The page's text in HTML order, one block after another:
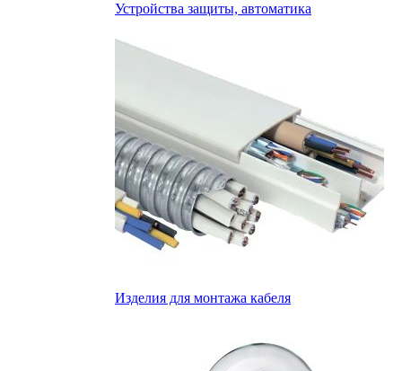
Устройства защиты, автоматика
Изделия для монтажа кабеля